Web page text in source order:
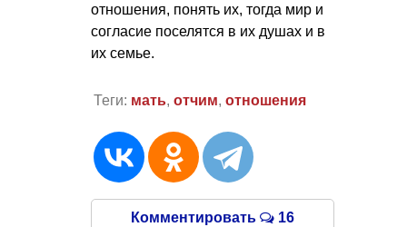
отношения, понять их, тогда мир и
согласие поселятся в их душах и в
их семье.
Теги: мать, отчим, отношения
Комментировать 16